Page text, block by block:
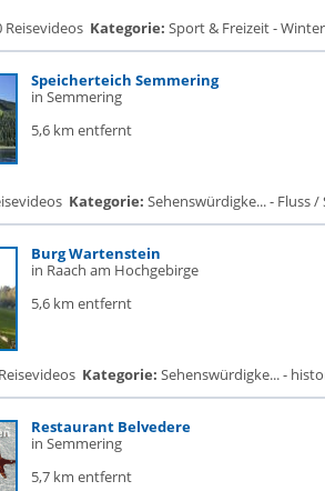
Reisevideos Kategorie: Sport & Freizeit -
Speicherteich Semmering
in Semmering
5,6 km entfernt
Kategorie: Sehenswürdigke... - Fluss /
Burg Wartenstein
in Raach am Hochgebirge
5,6 km entfernt
Kategorie: Sehenswürdigke... -
Restaurant Belvedere
in Semmering
5,7 km entfernt